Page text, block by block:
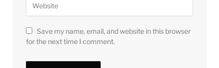
Save my name, email, and website in this browser
for the next time I comment.